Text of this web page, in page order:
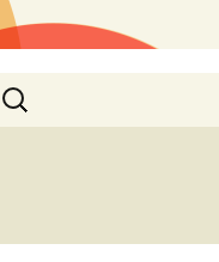
Buscar: